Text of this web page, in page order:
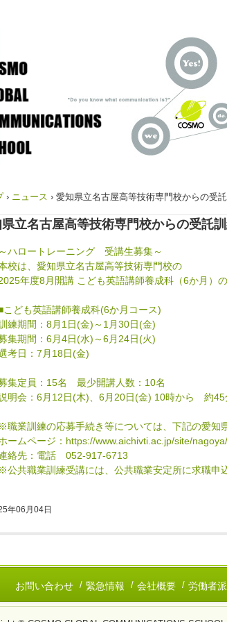
› ニュース › 愛知県立名古屋高等技術専門校からの受
立名古屋高等技術専門校からの受託
～ハロートレーニング 受講生募集～
校は、愛知県立名古屋高等技術専門校の
年度8月開講 こども英語講師養成科（6か月）
こども英語講師養成科(6か月コース)
練期間：8月1日(金)～1月30日(金)
集期間：6月4日(水)～6月24日(火)
考日：7月18日(金)
集定員：15名 最少開講人数：10名
明会：6月12日(木)、6月20日(金) 10時から 約
※職業訓練の応募手続き等については、下記の愛知
ームページ：https://www.aichivti.ac.jp/site/nagoya/
絡先：電話 052-917-6713
※公共職業訓練受講には、公共職業安定所に求職申
年06月04日
お問い合わせ 緊急情報 会社概要 労働者